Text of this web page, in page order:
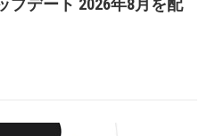
プデート 2026年8月を配